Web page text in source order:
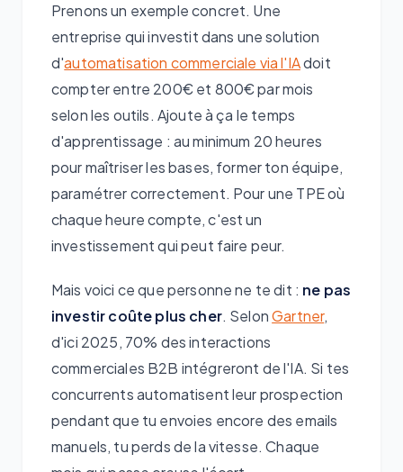
Prenons un exemple concret. Une
entreprise qui investit dans une solution
d'automatisation commerciale via l'IAdoit
compter entre 200€ et 800€ par mois
selon les outils. Ajoute à ça le temps
d'apprentissage : au minimum 20 heures
pour maîtriser les bases, former ton équipe,
paramétrer correctement. Pour une TPE où
chaque heure compte, c'est un
investissement qui peut faire peur.
Mais voici ce que personne ne te dit : ne pas
investir coûte plus cher. SelonGartner,
d'ici 2025, 70% des interactions
commerciales B2B intégreront de l'IA. Si tes
concurrents automatisent leur prospection
pendant que tu envoies encore des emails
manuels, tu perds de la vitesse. Chaque